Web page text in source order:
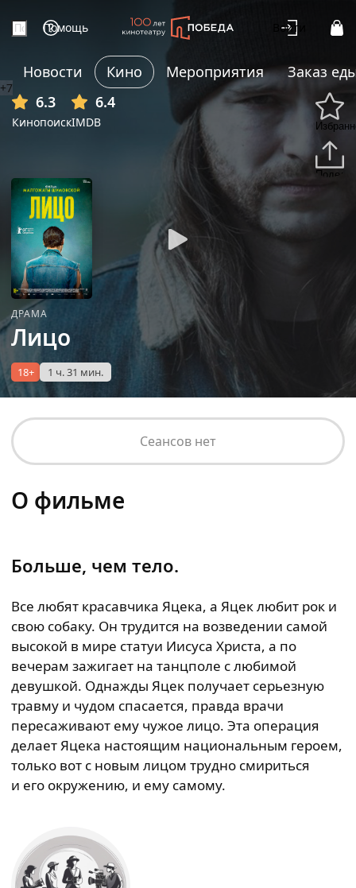
Помощь Войти
Новости Кино Мероприятия
Заказ
6.3
Кинопоиск
6.4
IMDB
+7
ДРАМА
Лицо
18+ 1 ч. 31 мин.
Сеансов нет
О фильме
Больше, чем тело.
Все любят красавчика Яцека, а Яцек любит рок и
свою собаку. Он трудится на возведении самой
высокой в мире статуи Иисуса Христа, а по
вечерам зажигает на танцполе с любимой
девушкой. Однажды Яцек получает серьезную
травму и чудом спасается, правда врачи
пересаживают ему чужое лицо. Эта операция
делает Яцека настоящим национальным героем,
только вот с новым лицом трудно смириться
и его окружению, и ему самому.